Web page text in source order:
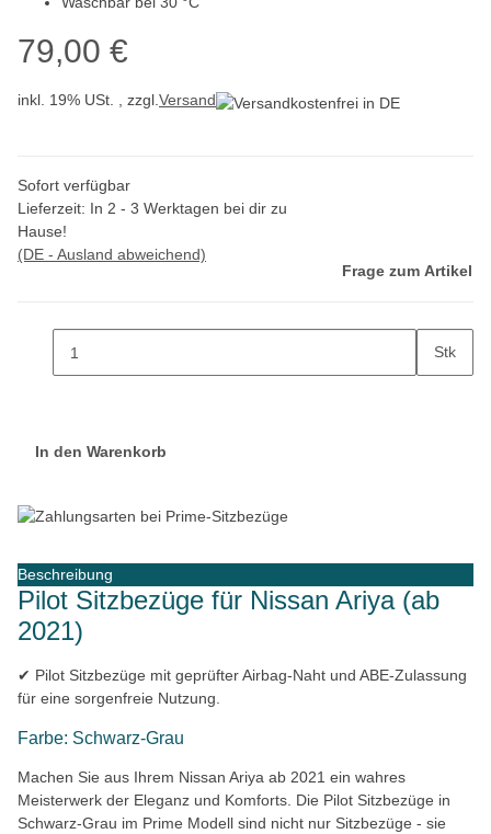
79,00 €
inkl. 19% USt. , zzgl.Versand
Sofort verfügbar
Lieferzeit: In 2 - 3 Werktagen bei dir zu
Hause!
(DE - Ausland abweichend)
Frage zum Artikel
Stk
In den Warenkorb
Beschreibung
Pilot Sitzbezüge für Nissan Ariya (ab
2021)
✔ Pilot Sitzbezüge mit geprüfter Airbag-Naht und ABE-Zulassung
für eine sorgenfreie Nutzung.
Farbe: Schwarz-Grau
Machen Sie aus Ihrem Nissan Ariya ab 2021 ein wahres
Meisterwerk der Eleganz und Komforts. Die Pilot Sitzbezüge in
Schwarz-Grau im Prime Modell sind nicht nur Sitzbezüge - sie